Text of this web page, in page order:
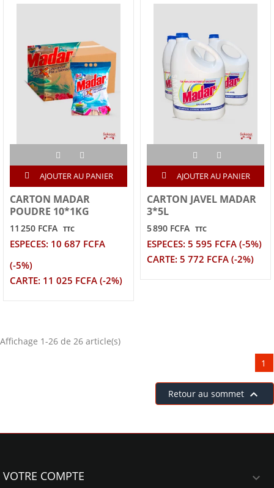
AJOUTER AU PANIER
CARTON MADAR
POUDRE 10*1KG
11 250 FCFA TTC
ESPECES: 10 687 FCFA
(-5%)
CARTE: 11 025 FCFA (-2%)
AJOUTER AU PANIER
CARTON JAVEL MADAR
3*5L
5 890 FCFA TTC
ESPECES: 5 595 FCFA (-5%)
CARTE: 5 772 FCFA (-2%)
Affichage 1-26 de 26 article(s)
1
Retour au sommet 
VOTRE COMPTE 